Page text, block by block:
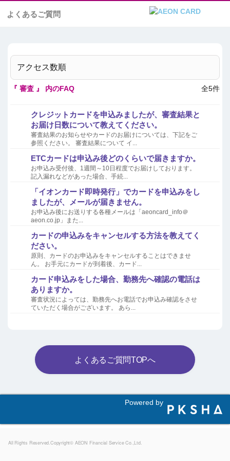
よくあるご質問
『 審査 』 内のFAQ 全5件
クレジットカードを申込みましたが、審査結果と
お届け日数について教えてください。
審査結果のお知らせやカードのお届けについては、下記をご
参照ください。 審査結果について イ...
ETCカードは申込み後どのくらいで届きますか。
お申込み受付後、1週間～10日程度でお届けしております。
記入漏れなどがあった場合、手続...
「イオンカード即時発行」でカードを申込みをし
ましたが、メールが届きません。
お申込み後にお送りする各種メールは「aeoncard_info＠
aeon.co.jp」また...
カードの申込みをキャンセルする方法を教えてく
ださい。
原則、カードのお申込みをキャンセルすることはできませ
ん。 お手元にカードが到着後、カード...
カード申込みをした場合、勤務先へ確認の電話は
ありますか。
審査状況によっては、勤務先へお電話でお申込み確認をさせ
ていただく場合がございます。 あら...
よくあるご質問TOPへ
All Rights Reserved.Copyright© AEON Financial Service Co.,Ltd.
Powered by